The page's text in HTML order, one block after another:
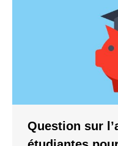
Question sur